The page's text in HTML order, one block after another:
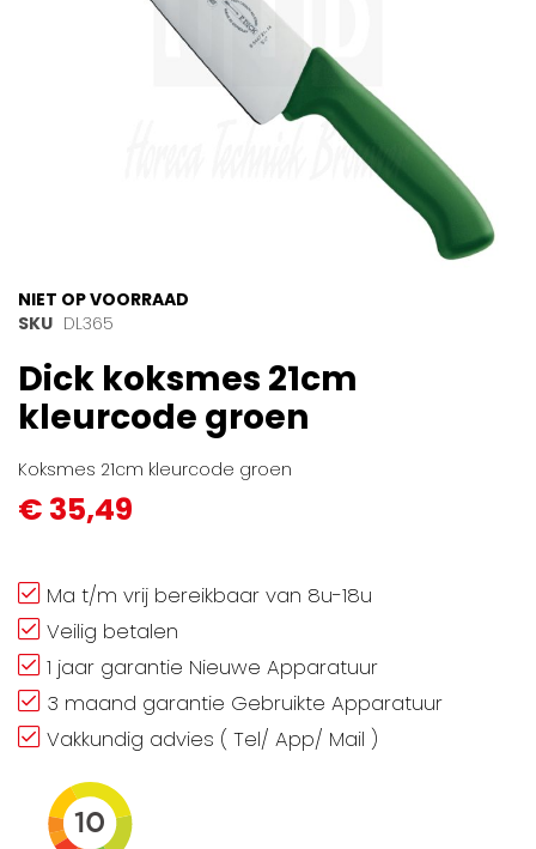
Ga
naar
begin
van
de
gallerij
NIET OP VOORRAAD
SKU DL365
Dick koksmes 21cm
kleurcode groen
Koksmes 21cm kleurcode groen
€ 35,49
Ma t/m vrij bereikbaar van 8u-18u
Veilig betalen
1 jaar garantie Nieuwe Apparatuur
3 maand garantie Gebruikte Apparatuur
Vakkundig advies ( Tel/ App/ Mail )